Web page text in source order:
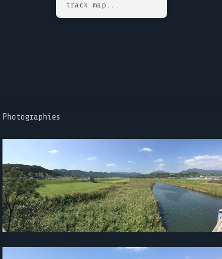
track map...
Photographies